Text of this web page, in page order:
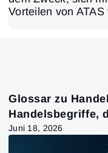
Vorteilen von
Glossar zu
Handelsbegriffe,
sollte
Juni 18, 2026